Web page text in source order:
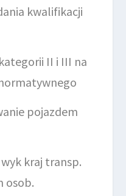
kwalifikacji
II i III na
pojazdem
kraj transp.
osob.